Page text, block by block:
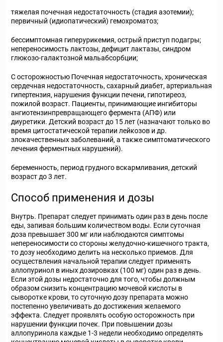
тяжелая почечная недостаточность (стадия азотемии);
первичный (идиопатический) гемохроматоз;
бессимптомная гиперурикемия, острый приступ подагры;
непереносимость лактозы, дефицит лактазы, синдром
глюкозо-галактозной мальабсорбции;
С осторожностью Почечная недостаточность, хроническая
сердечная недостаточность, сахарный диабет, артериальная
гипертензия, нарушения функции печени, гипотиреоз,
пожилой возраст. Пациенты, принимающие ингибиторы
ангиотензинпревращающего фермента (АПФ) или
диуретики. Детский возраст до 15 лет (назначают только во
время цитостатической терапии лейкозов и др.
злокачественных заболеваний, а также симптоматического
лечения ферментных нарушений).
беременность, период грудного вскармливания, детский
возраст до 3 лет.
Способ применения и дозы
Внутрь. Препарат следует принимать один раз в день после
еды, запивая большим количеством воды. Если суточная
доза превышает 300 мг или наблюдаются симптомы
непереносимости со стороны желудочно-кишечного тракта,
то дозу необходимо делить на несколько приемов. Для
осуществления начальной терапии следует применять
аллопуринол в иных дозировках (100 мг) один раз в день.
Если этой дозы недостаточно для того, чтобы должным
образом снизить концентрацию мочевой кислоты в
сыворотке крови, то суточную дозу препарата можно
постепенно увеличивать до достижения желаемого
эффекта. Следует проявлять особую осторожность при
нарушении функции почек. При повышении дозы
аллопуринола каждые 1-3 недели необходимо определять